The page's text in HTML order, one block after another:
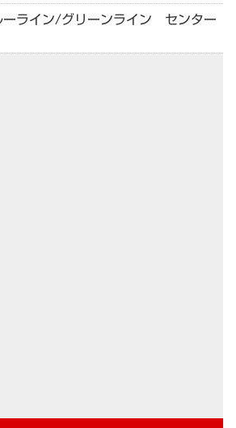
ーライン/グリーンライン センター